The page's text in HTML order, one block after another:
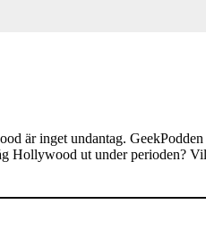
är inget undantag.
Hollywood ut under perioden?